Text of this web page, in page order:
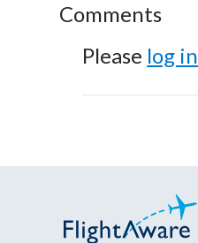
Comments
Please log in